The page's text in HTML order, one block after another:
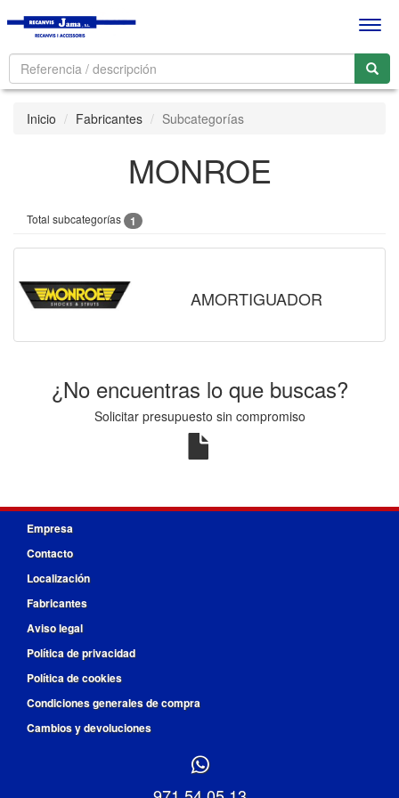
Inicio Fabricantes Subcategorías
MONROE
Total subcategorías 1
AMORTIGUADOR
¿No encuentras lo que buscas?
Solicitar presupuesto sin compromiso
Empresa
Contacto
Localización
Fabricantes
Aviso legal
Política de privacidad
Política de cookies
Condiciones generales de compra
Cambios y devoluciones